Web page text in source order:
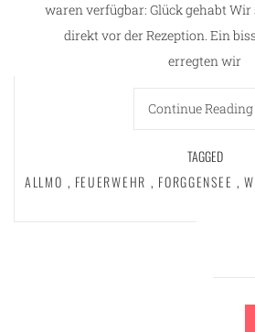
waren verfügbar: Glück gehabt
direkt vor der Rezeption. Ein
erregten wir
Continue Reading
TAGGED
ALLMO , FEUERWEHR , FORGGENSEE ,